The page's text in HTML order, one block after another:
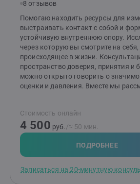
8 отзывов
Помогаю находить ресурсы для
выстраивать контакт с собой и
устойчивую внутреннюю опору.
через которую вы смотрите на
происходящее в жизни.
пространство доверия, принятия и
можно открыто говорить о
оценки и давления. Вместе мы
Стоимость онлайн
4 500 руб. /≈ 50 мин.
ПОДРОБНЕЕ
Записаться на 20-минутную